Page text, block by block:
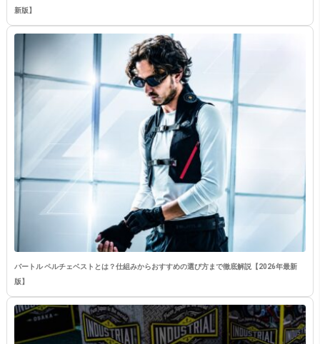
新版】
バートル ペルチェベストとは？仕組みからおすすめの選び方まで徹底解説【2026年最新
版】